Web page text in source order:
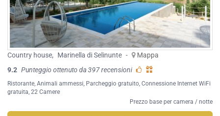
Country house, Marinella di Selinunte -
Mappa
9.2 Punteggio ottenuto da 397 recensioni
Ristorante Animali ammessi Parcheggio gratuito Connessione Internet WiFi
gratuita , 22 Camere
Prezzo base per camera / notte